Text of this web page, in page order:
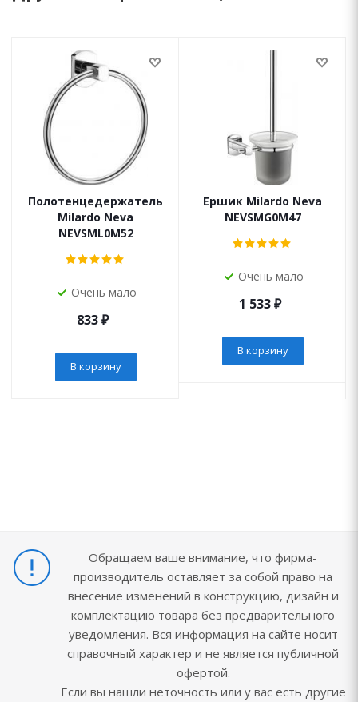
Полотенцедержатель
Milardo Neva
NEVSML0M52
Очень мало
833₽
В корзину
Ершик Milardo Neva
NEVSMG0M47
Очень мало
1 533₽
В корзину
Обращаем ваше внимание, что фирма-
производитель оставляет за собой право на
внесение изменений в конструкцию, дизайн и
комплектацию товара без предварительного
уведомления. Вся информация на сайте носит
справочный характер и не является публичной
офертой.
Если вы нашли неточность или у вас есть другие